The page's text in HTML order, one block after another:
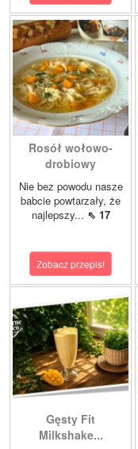
Rosół wołowo-
drobiowy
Nie bez powodu nasze
babcie powtarzały, że
najlepszy... ⇖ 17
Zobacz przepis!
Gęsty Fit
Milkshake...